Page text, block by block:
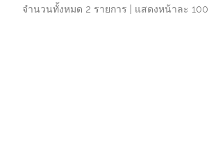
จำนวนทั้งหมด 2 รายการ | แสดงหน้าละ 100